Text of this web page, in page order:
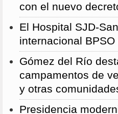
con el nuevo
El Hospital SJD-
internacional
Gómez del Río
campamentos de
y otras
Presidencia